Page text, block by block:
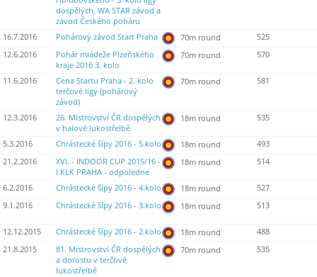
dospělých, WA STAR závod a
závod Českého poháru
16.7.2016
Pohárový závod Start Praha 70m round
525
12.6.2016
Pohár mládeže Plzeňského
kraje 2016 3. kolo
70m round 570
11.6.2016
Cena Startu Praha - 2. kolo
terčové ligy (pohárový
závod)
70m round 581
12.3.2016
26. Mistrovství ČR dospělých
v halové lukostřelbě
18m round 535
5.3.2016 Chrástecké šípy 2016 - 5.kolo 18m round
493
21.2.2016
XVI. - INDOOR CUP 2015/16 -
I.KLK PRAHA - odpoledne
18m round 514
6.2.2016 Chrástecké šípy 2016 - 4.kolo 18m round
527
9.1.2016
Chrástecké šípy 2016 - 3.kolo 18m round 513
12.12.2015 Chrástecké šípy 2016 - 2.kolo 18m round
488
21.8.2015
81. Mistrovství ČR dospělých
a dorostu v terčové
lukostřelbě
70m round 535